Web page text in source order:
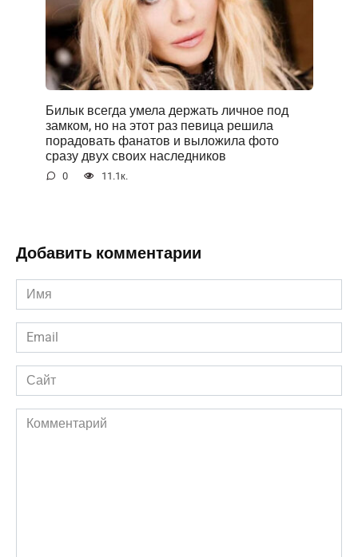
Билык всегда умела держать личное под
замком, но на этот раз певица решила
порадовать фанатов и выложила фото
сразу двух своих наследников
0 11.1к.
Добавить комментарии
Имя
*
Email
*
Сайт
Комментарий